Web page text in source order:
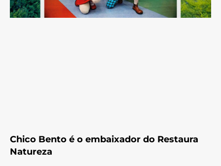
Chico Bento é o embaixador do Restaura
Natureza